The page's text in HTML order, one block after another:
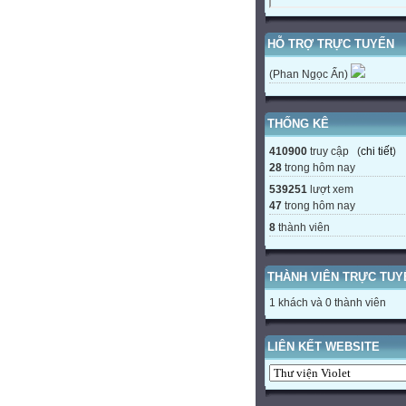
HỖ TRỢ TRỰC TUYẾN
(Phan Ngọc Ẩn)
THỐNG KÊ
410900 truy cập (chi tiết)
28 trong hôm nay
539251 lượt xem
47 trong hôm nay
8 thành viên
THÀNH VIÊN TRỰC
1 khách và 0 thành viên
LIÊN KẾT WEBSITE